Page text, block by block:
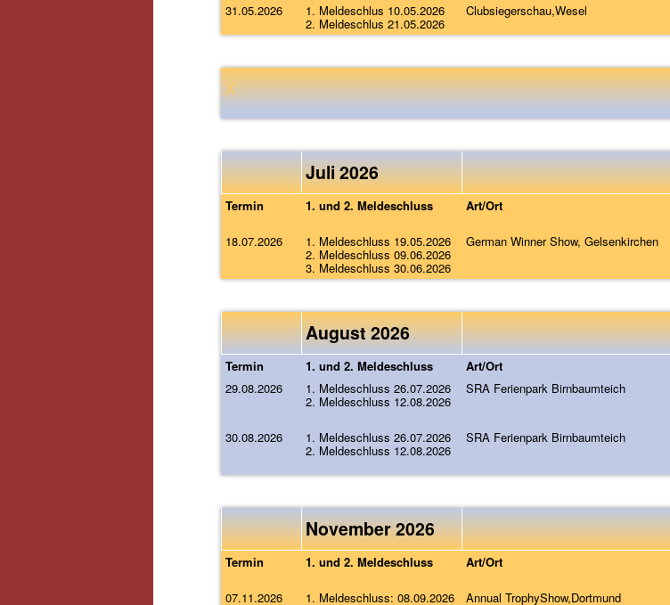
31.05.2026
1. Meldeschlus 10.05.2026
2. Meldeschlus 21.05.2026
Clubsiegerschau,Wesel
X
Juli 2026
Termin 1. und 2. Meldeschluss Art/Ort
18.07.2026 1. Meldeschluss 19.05.2026
2. Meldeschluss 09.06.2026
3. Meldeschluss 30.06.2026
German Winner Show, Gelsenkirchen
August 2026
Termin 1. und 2. Meldeschluss Art/Ort
29.08.2026
1. Meldeschluss 26.07.2026
2. Meldeschluss 12.08.2026
SRA Ferienpark Birnbaumteich
30.08.2026
1. Meldeschluss 26.07.2026
2. Meldeschluss 12.08.2026
SRA Ferienpark Birnbaumteich
November 2026
Termin 1. und 2. Meldeschluss Art/Ort
07.11.2026 1. Meldeschluss: 08.09.2026 Annual TrophyShow,Dortmund